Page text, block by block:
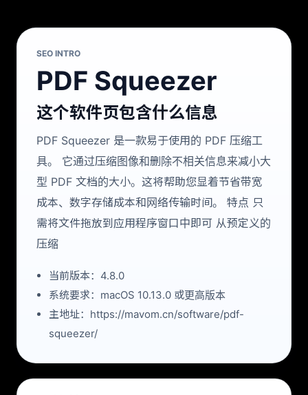
SEO INTRO
PDF Squeezer
这个软件页包含什么信息
PDF Squeezer 是一款易于使用的 PDF 压缩工
具。 它通过压缩图像和删除不相关信息来减小大
型 PDF 文档的大小。这将帮助您显着节省带宽
成本、数字存储成本和网络传输时间。 特点 只
需将文件拖放到应用程序窗口中即可 从预定义的
压缩
当前版本：4.8.0
系统要求：macOS 10.13.0 或更高版本
主地址：https://mavom.cn/software/pdf-
squeezer/